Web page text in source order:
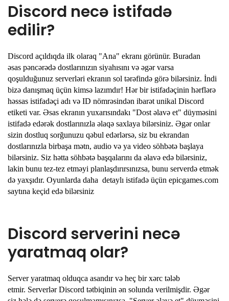
Discord necə istifadə
edilir?
Discord açıldıqda ilk olaraq "Ana" ekranı görünür. Buradan
əsas pəncərədə dostlarınızın siyahısını və əgər varsa
qoşulduğunuz serverləri ekranın sol tərəfində görə bilərsiniz. İndi
bizə danışmaq üçün kimsə lazımdır! Hər bir istifadəçinin hərflərə
həssas istifadəçi adı və ID nömrəsindən ibarət unikal Discord
etiketi var. Əsas ekranın yuxarısındakı "Dost əlavə et" düyməsini
istifadə edərək dostlarınızla əlaqə saxlaya bilərsiniz. Əgər onlar
sizin dostluq sorğunuzu qəbul edərlərsə, siz bu ekrandan
dostlarınızla birbaşa mətn, audio və ya video söhbətə başlaya
bilərsiniz. Siz hətta söhbətə başqalarını da əlavə edə bilərsiniz,
lakin bunu tez-tez etməyi planlaşdırırsınızsa, bunu serverdə etmək
də yaxşıdır. Oyunlarda daha detaylı istifadə üçün epicgames.com
saytına keçid edə bilərsiniz
Discord serverini necə
yaratmaq olar?
Server yaratmaq olduqca asandır və heç bir xərc tələb
etmir. Serverlər Discord tətbiqinin ən solunda verilmişdir. Əgər